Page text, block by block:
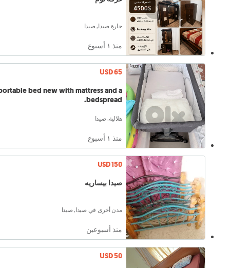
حارة صيدا, صيدا
منذ ١ أسبوع
USD 65
bed new with mattress and a
bedspread.
هلالية, صيدا
منذ ١ أسبوع
USD 150
صيدا بيساريه
مدن أخرى في صيدا, صيدا
منذ أسبوعين
USD 50